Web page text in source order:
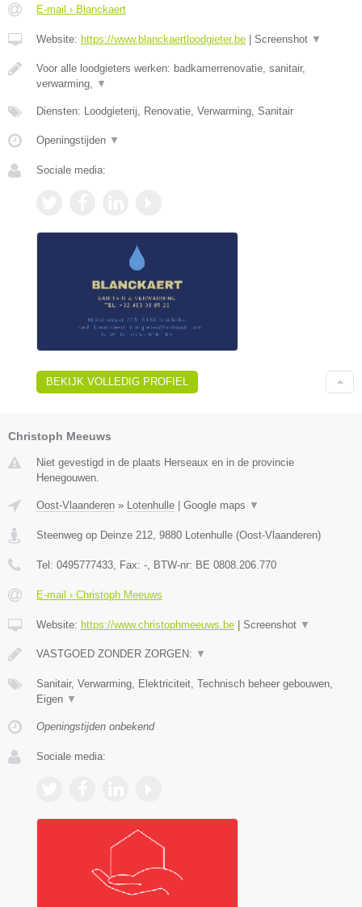
E-mail › Blanckaert
Website: https://www.blanckaertloodgieter.be Screenshot ▼
Voor alle loodgieters werken: badkamerrenovatie, sanitair,
verwarming,
▼
Diensten: Loodgieterij, Renovatie, Verwarming, Sanitair
Openingstijden ▼
Sociale media:
BEKIJK VOLLEDIG PROFIEL
Christoph Meeuws
Niet gevestigd in de plaats Herseaux en in de provincie
Henegouwen.
Oost-Vlaanderen » Lotenhulle | Google maps ▼
Steenweg op Deinze 212 9880 Lotenhulle (Oost-Vlaanderen)
Tel: 0495777433 , Fax: - , BTW-nr: BE 0808.206.770
E-mail › Christoph Meeuws
Website: https://www.christophmeeuws.be | Screenshot ▼
VASTGOED ZONDER ZORGEN: ▼
Sanitair, Verwarming, Elektriciteit, Technisch beheer gebouwen,
Eigen ▼
Openingstijden onbekend
Sociale media: